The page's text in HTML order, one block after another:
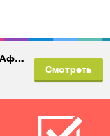
Выбирай: Места Рядом и Афиша
Смотреть